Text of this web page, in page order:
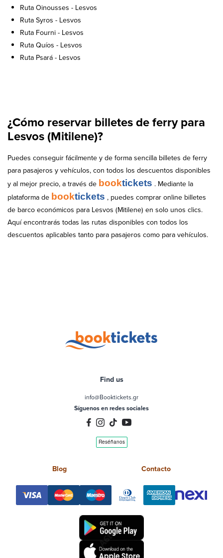
Ruta Oinousses - Lesvos
Ruta Syros - Lesvos
Ruta Fourni - Lesvos
Ruta Quíos - Lesvos
Ruta Psará - Lesvos
¿Cómo reservar billetes de ferry para
Lesvos (Mitilene)?
Puedes conseguir fácilmente y de forma sencilla billetes de ferry
para pasajeros y vehículos, con todos los descuentos disponibles
y al mejor precio, a través de booktickets . Mediante la
plataforma de booktickets , puedes comprar online billetes
de barco económicos para Lesvos (Mitilene) en solo unos clics.
Aquí encontrarás todas las rutas disponibles con todos los
descuentos aplicables tanto para pasajeros como para vehículos.
Find us
info@Booktickets.gr
Síguenos en redes sociales
Blog Contacto